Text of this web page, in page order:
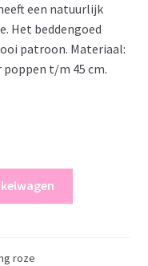
een natuurlijk
Het beddengoed
patroon. Materiaal:
t/m 45 cm.
roze